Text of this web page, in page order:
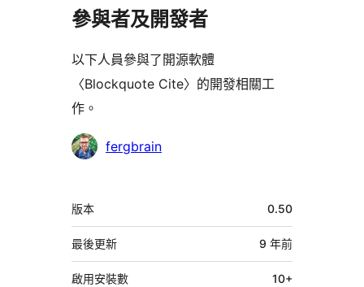
參與者及開發者
以下人員參與了開源軟體
〈Blockquote Cite〉的開發相關工
作。
參
fergbrain
中
繼
資
料
版本 0.50
最後更新 9 年前
啟用安裝數 10+